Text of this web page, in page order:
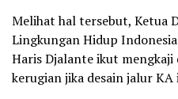
Melihat hal tersebut, Ketua
Lingkungan Hidup
Haris Djalante ikut
kerugian jika desain jalur